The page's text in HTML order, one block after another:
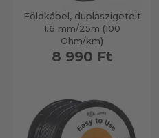
Földkábel, duplaszigetelt
1.6 mm/25m (100
Ohm/km)
8 990 Ft